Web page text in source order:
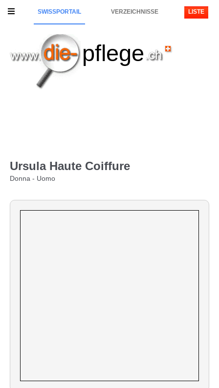
SWISSPORTAIL VERZEICHNISSE LISTE
pflege
Ursula Haute Coiffure
Donna - Uomo